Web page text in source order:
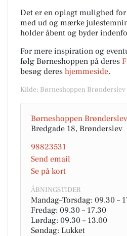
Det er en oplagt mulighed
med ud og mærke
holder åbent og byder
For mere inspiration og
følg Børneshoppen på deres
besøg deres hjemmeside.
Kilde: Børneshoppen Brønderslev
Børneshoppen Brønderslev
Bredgade 18, Brønderslev
98823531
Send email
Se på kort
ÅBNINGSTIDER
Mandag–Torsdag: 09.30 –
Fredag: 09.30 – 17.30
Lørdag: 09.30 – 13.00
Søndag: Lukket